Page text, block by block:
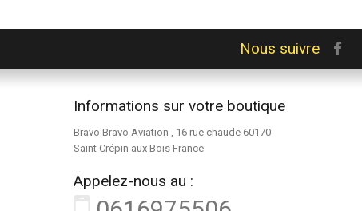
Nous suivre
Informations sur votre boutique
Bravo Bravo Aviation , 16 rue chaude 60170
Saint Crépin aux Bois France
Appelez-nous au :